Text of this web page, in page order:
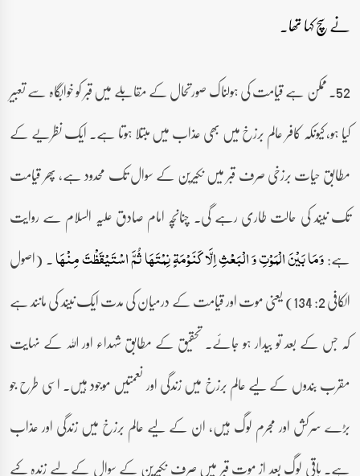
نے سچ کہا تھا۔
52۔ ممکن ہے قیامت کی ہولناک صورتحال کے مقابلے میں قبر کو خوابگاہ سے تعبیر
کیا ہو، کیونکہ کافر عالم برزخ میں بھی عذاب میں مبتلا ہوتا ہے۔ ایک نظریے کے
مطابق حیات برزخی صرف قبر میں نکیرین کے سوال تک محدود ہے، پھر قیامت
تک نیند کی حالت طاری رہے گی۔ چنانچہ امام صادق علیہ السلام سے روایت
ہے:وَمَا بَیْنَ الْمَوْتِ وَ الْبَعْثِ اِلَّا کَنَوْمَۃٍ نِمْتَھَا ثُمَّ اسْتَیْقَظْتَ مِنْھَا۔ (اصول
الکافی 2: 134) یعنی موت اور قیامت کے درمیان کی مدت ایک نیند کی مانند ہے
کہ جس کے بعد تو بیدار ہو جائے۔ تحقیق کے مطابق شہداء اور اللہ کے نہایت
مقرب بندوں کے لیے عالم برزخ میں زندگی اور نعمتیں موجود ہیں۔ اسی طرح جو
بڑے سرکش اور مجرم لوگ ہیں، ان کے لیے عالم برزخ میں زندگی اور عذاب
ہے۔ باقی لوگ بعد از موت قبر میں صرف نکیرین کے سوال کے لیے زندہ کیے